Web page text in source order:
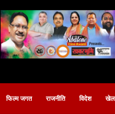
फिल्म जगत राजनीति विदेश खेल